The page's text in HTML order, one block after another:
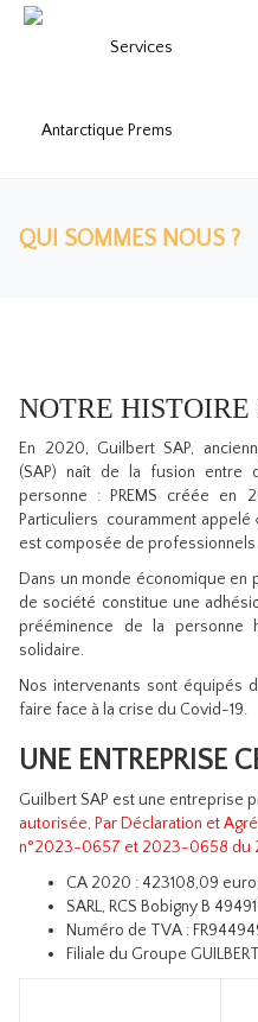
QUI SOMMES NOUS ?
NOTRE
En 2020, Guilbert SAP,
(SAP) naît de la fusion entre
personne : PREMS créée en
Particuliers couramment appelé
est composée de
Dans un monde économique en
de société constitue une
prééminence de la personne
solidaire.
Nos intervenants sont équipés
faire face à la crise du Covid-19.
UNE ENTREPRISE
Guilbert SAP est une entreprise
autorisée, Par Déclaration et
n°2023-0657 et 2023-0658
CA 2020 : 423108,09
SARL, RCS Bobigny B
Numéro de TVA :
Filiale du Groupe